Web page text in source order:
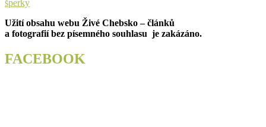
příspěvek
šperky
Užití obsahu webu Živé Chebsko – článků
a fotografií bez písemného souhlasu je zakázáno.
FACEBOOK